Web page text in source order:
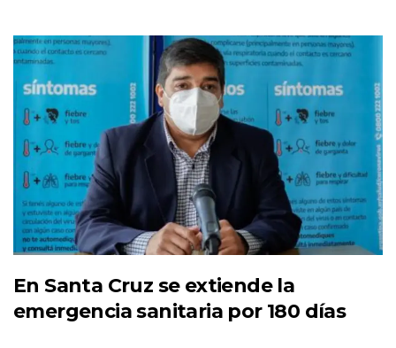
En Santa Cruz se extiende la
emergencia sanitaria por 180 días